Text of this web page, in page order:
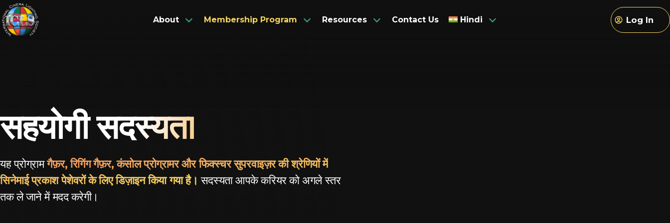
Skip
to
content
About Membership Program
Aspirant Members
Resources Contact Us Hindi Log In
सहयोगीसदस्यता
यह प्रोग्रामगैफ़र, रिगिंग गैफ़र, कंसोल प्रोग्रामर और फिक्स्चर सुपरवाइज़र की श्रेणियों में
सिनेमाई प्रकाश पेशेवरों के लिए डिज़ाइन किया गया है। सदस्यता आपके करियर को अगले स्तर
तक ले जाने में मदद करेगी।